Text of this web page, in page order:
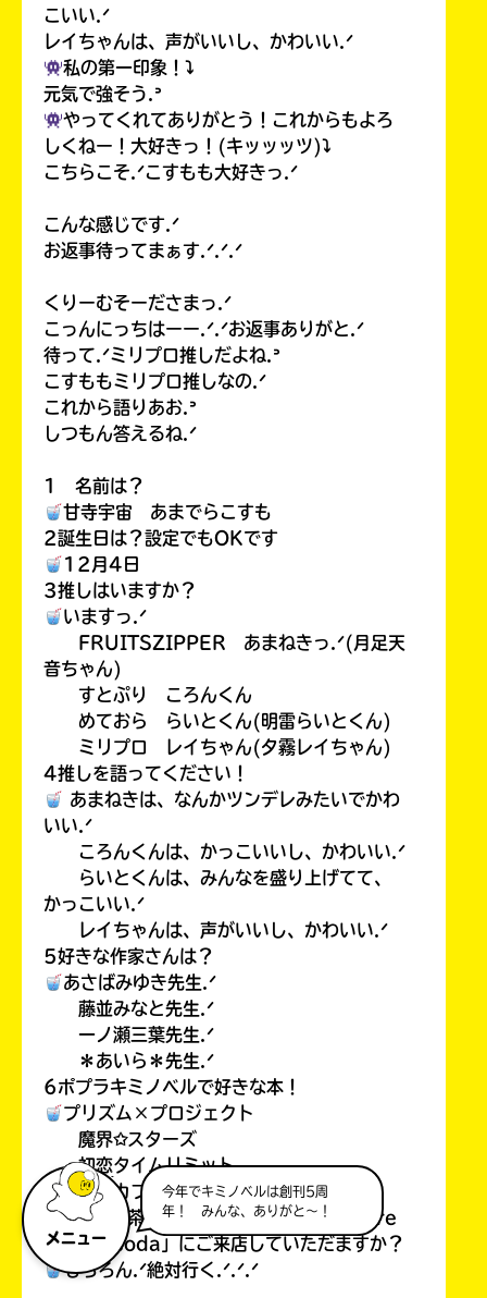
メニュー
今年でキミノベルは創刊5周
年！ みんな、ありがと～！
こいい.ᐟ
レイちゃんは、声がいいし、かわいい.ᐟ
私の第一印象！⤵︎
元気で強そう.ᐣ
やってくれてありがとう！これからもよろ
しくねー！大好きっ！(キッッッツ)⤵︎
こちらこそ.ᐟこすもも大好きっ.ᐟ
こんな感じです.ᐟ
お返事待ってまぁす.ᐟ.ᐟ.ᐟ
くりーむそーださまっ.ᐟ
こっんにっちはーー.ᐟ.ᐟお返事ありがと.ᐟ
待って.ᐟミリプロ推しだよね.ᐣ
こすももミリプロ推しなの.ᐟ
これから語りあお.ᐣ
しつもん答えるね.ᐟ
1 名前は？
甘寺宇宙 あまでらこすも
2誕生日は？設定でもOKです
12月4日
3推しはいますか？
いますっ.ᐟ
FRUITSZIPPER あまねきっ.ᐟ(月足天
音ちゃん)
すとぷり ころんくん
めておら らいとくん(明雷らいとくん)
ミリプロ レイちゃん(夕霧レイちゃん)
4推しを語ってください！
あまねきは、なんかツンデレみたいでかわ
いい.ᐟ
ころんくんは、かっこいいし、かわいい.ᐟ
らいとくんは、みんなを盛り上げてて、
かっこいい.ᐟ
レイちゃんは、声がいいし、かわいい.ᐟ
5好きな作家さんは？
あさばみゆき先生.ᐟ
藤並みなと先生.ᐟ
一ノ瀬三葉先生.ᐟ
＊あいら＊先生.ᐟ
6ポプラキミノベルで好きな本！
プリズム×プロジェクト
魔界✩スターズ
初恋タイムリミット
ケモカフェ.ᐟ
7また、喫茶(カフェでもあるけど…）「Cre
amsea soda」にご来店していただますか？
もちろん.ᐟ絶対行く.ᐟ.ᐟ.ᐟ